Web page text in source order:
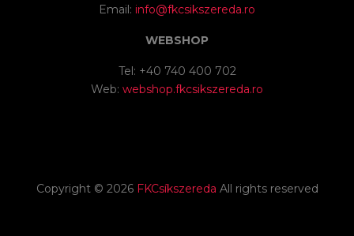
Email: info@fkcsikszereda.ro
WEBSHOP
Tel: +40 740 400 702
Web: webshop.fkcsikszereda.ro
Copyright © 2026 FKCsíkszereda All rights reserved